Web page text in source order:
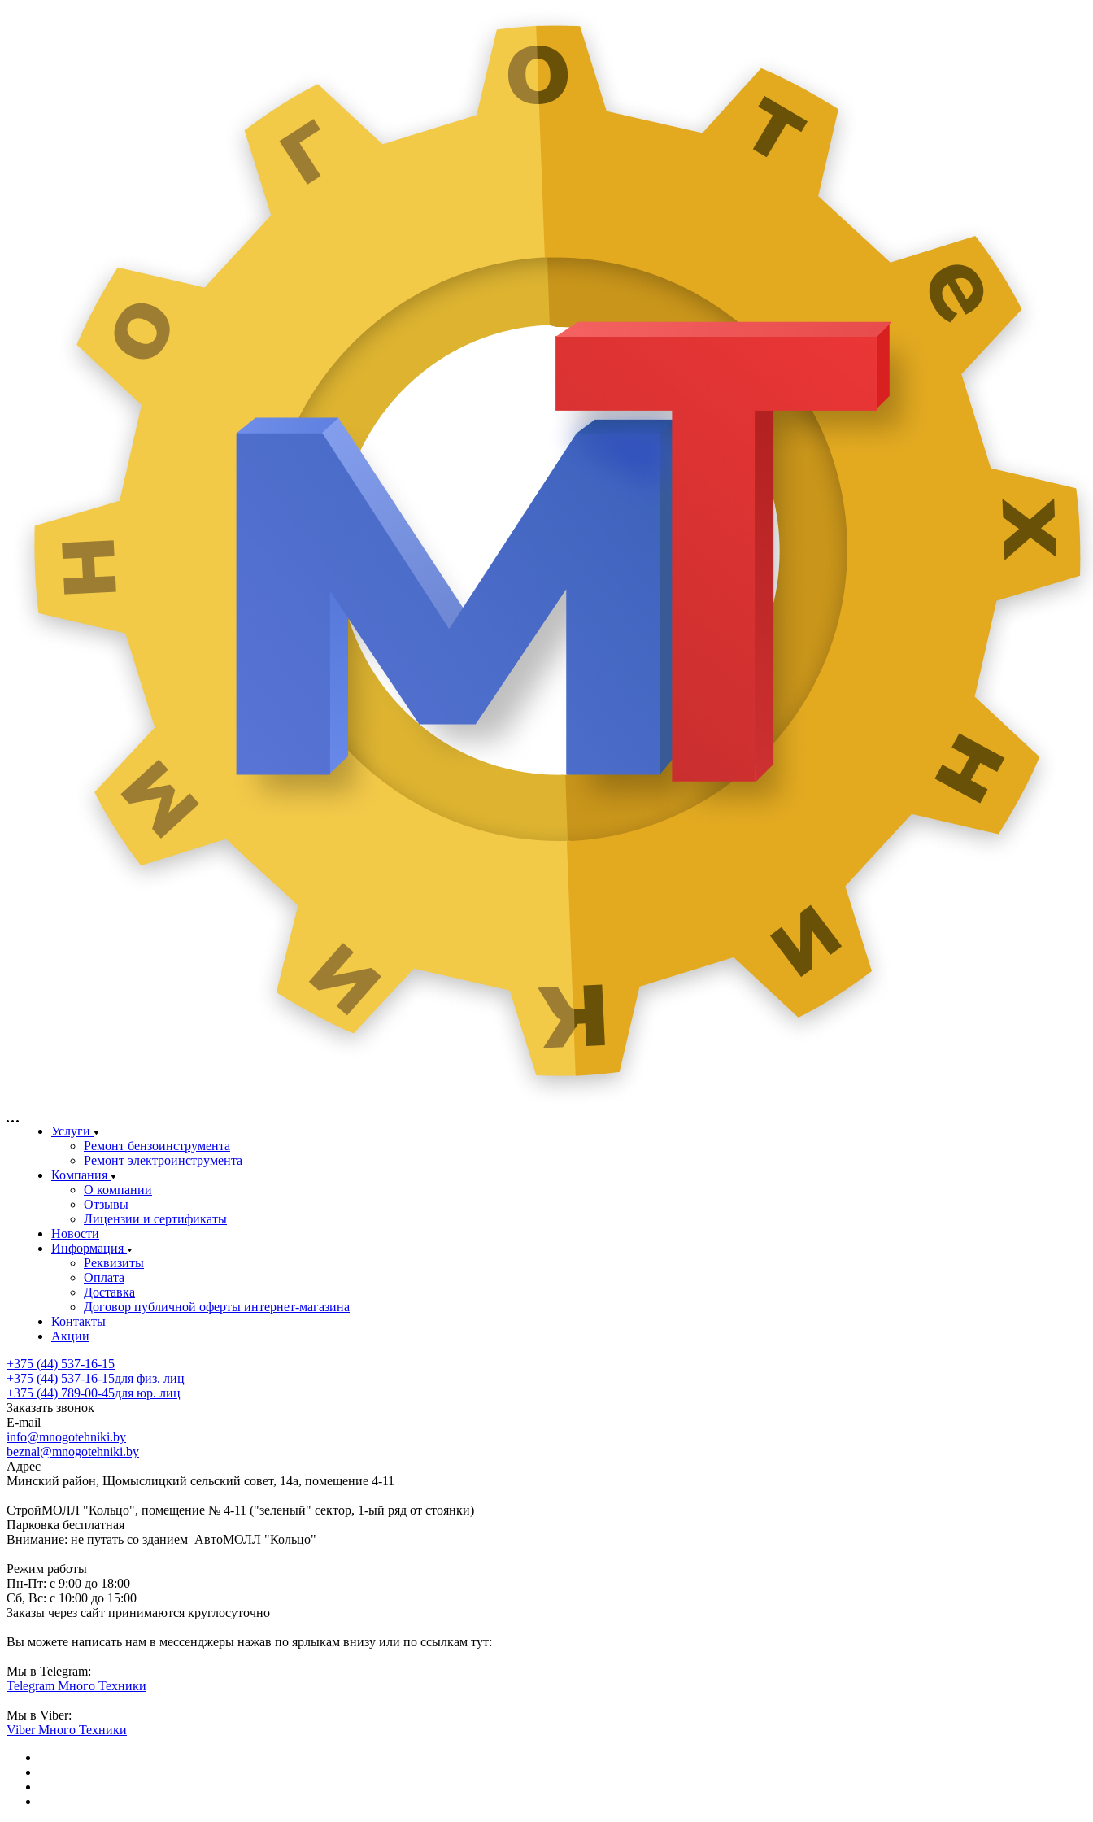
Услуги
Ремонт бензоинструмента
Ремонт электроинструмента
Компания
О компании
Отзывы
Лицензии и сертификаты
Новости
Информация
Реквизиты
Оплата
Доставка
Договор публичной оферты интернет-магазина
Контакты
Акции
+375 (44) 537-16-15
+375 (44) 537-16-15для физ. лиц
+375 (44) 789-00-45для юр. лиц
Заказать звонок
E-mail
info@mnogotehniki.by
beznal@mnogotehniki.by
Адрес
Минский район, Щомыслицкий сельский совет, 14а, помещение 4-11
СтройМОЛЛ "Кольцо", помещение № 4-11 ("зеленый" сектор, 1-ый ряд от стоянки)
Парковка бесплатная
Внимание: не путать со зданием АвтоМОЛЛ "Кольцо"
Режим работы
Пн-Пт: с 9:00 до 18:00
Сб, Вс: с 10:00 до 15:00
Заказы через сайт принимаются круглосуточно
Вы можете написать нам в мессенджеры нажав по ярлыкам внизу или по ссылкам тут:
Мы в Telegram:
Telegram Много Техники
Мы в Viber:
Viber Много Техники